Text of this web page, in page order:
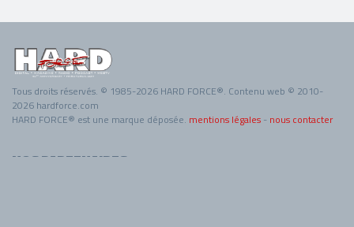
Tous droits réservés. © 1985-2026 HARD FORCE®. Contenu web © 2010-
2026 hardforce.com
HARD FORCE® est une marque déposée. mentions légales - nous contacter
NOS PARTENAIRES